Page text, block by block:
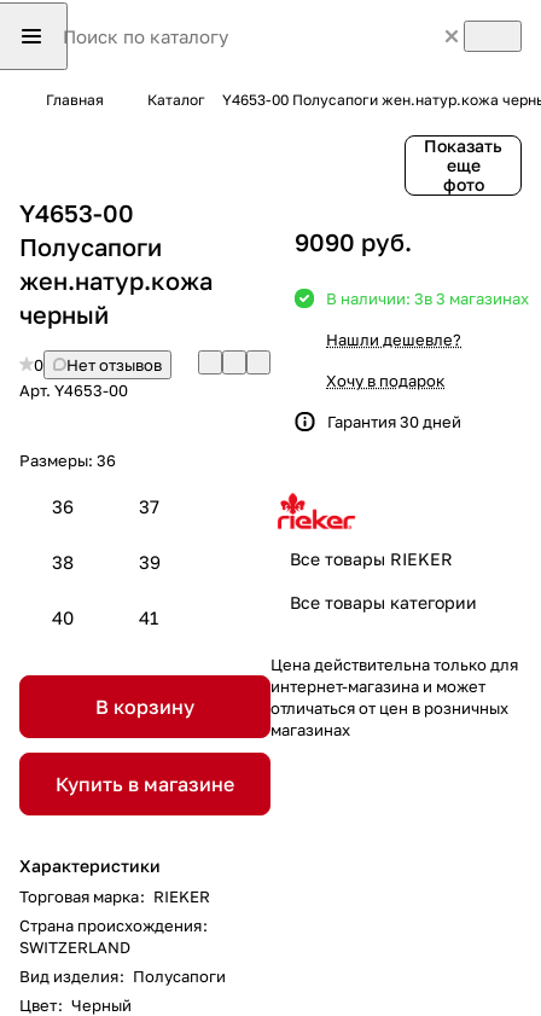
Главная Каталог Y4653-00 Полусапоги жен.натур.кожа
Показать
еще
фото
Y4653-00
Полусапоги
жен.натур.кожа
черный
0
Нет отзывов
Арт. Y4653-00
Размеры: 36
36 37
38 39
40 41
В корзину
Купить в магазине
Характеристики
Торговая марка: RIEKER
Страна происхождения:
SWITZERLAND
Вид изделия: Полусапоги
Цвет: Черный
9090 руб.
В наличии: 3в 3 магазинах
Нашли дешевле?
Хочу в подарок
Гарантия 30 дней
Все товары RIEKER
Все товары категории
Цена действительна только для
интернет-магазина и может
отличаться от цен в розничных
магазинах